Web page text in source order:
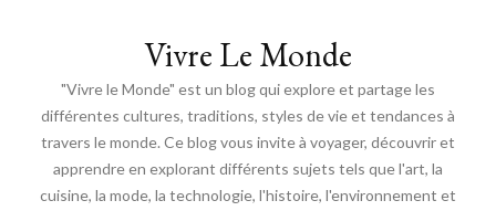
Vivre Le Monde
"Vivre le Monde" est un blog qui explore et partage les
différentes cultures, traditions, styles de vie et tendances à
travers le monde. Ce blog vous invite à voyager, découvrir et
apprendre en explorant différents sujets tels que l'art, la
cuisine, la mode, la technologie, l'histoire, l'environnement et